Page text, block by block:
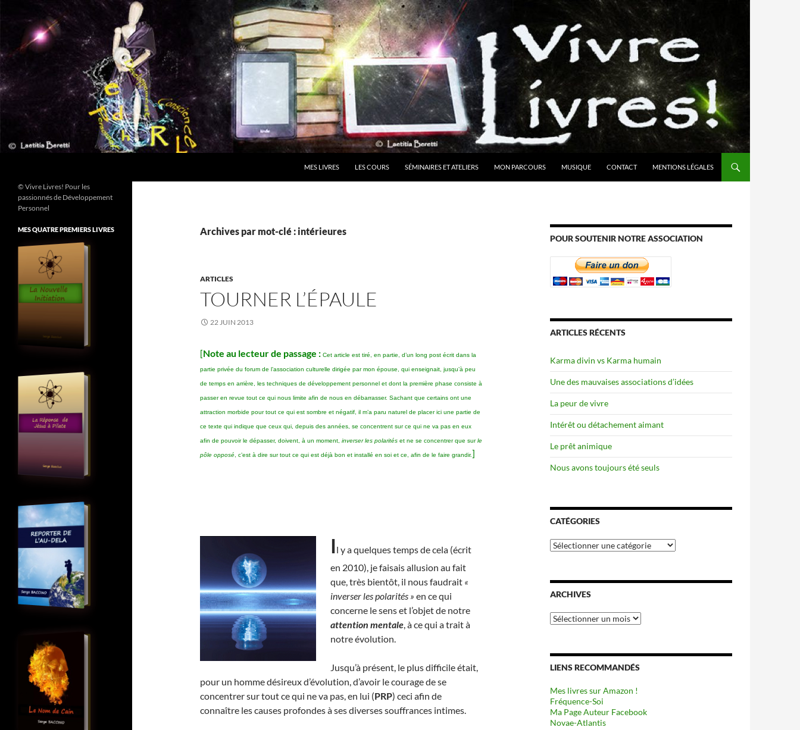
contenu
MES LIVRES LES COURS SÉMINAIRES ET ATELIERS MON PARCOURS MUSIQUE CONTACT MENTIONS LÉGALES
Archives par mot-clé : intérieures
ARTICLES
TOURNER L’ÉPAULE
22 JUIN 2013
[Note au lecteur de passage : Cet article est tiré, en partie, d’un long post écrit dans la
partie privée du forum de l’association culturelle dirigée par mon épouse, qui enseignait, jusqu’à peu
de temps en arrière, les techniques de développement personnel et dont la première phase consiste à
passer en revue tout ce qui nous limite afin de nous en débarrasser. Sachant que certains ont une
attraction morbide pour tout ce qui est sombre et négatif, il m’a paru naturel de placer ici une partie de
ce texte qui indique que ceux qui, depuis des années, se concentrent sur ce qui ne va pas en eux
afin de pouvoir le dépasser, doivent, à un moment, inverser les polarités et ne se concentrer que surle
pôle opposé , c’est à dire sur tout ce qui est déjà bon et installé en soi et ce, afin de le faire grandir.]
Il y a quelques temps de cela (écrit
en 2010), je faisais allusion au fait
que, très bientôt, il nous faudrait «
inverser les polarités » en ce qui
concerne le sens et l’objet de notre
attention mentale, à ce qui a trait à
notre évolution.
Jusqu’à présent, le plus difficile était,
pour un homme désireux d’évolution, d’avoir le courage de se
concentrer sur tout ce qui ne va pas, en lui (PRP) ceci afin de
connaître les causes profondes à ses diverses souffrances intimes.
POUR SOUTENIR NOTRE ASSOCIATION
ARTICLES RÉCENTS
Karma divin vs Karma humain
Une des mauvaises associations d’idées
La peur de vivre
Intérêt ou détachement aimant
Le prêt animique
Nous avons toujours été seuls
CATÉGORIES
Catégories
ARCHIVES
Archives
LIENS RECOMMANDÉS
Mes livres sur Amazon !
Fréquence-Soi
Ma Page Auteur Facebook
Novae-Atlantis
© Vivre Livres! Pour les
passionnés de Développement
Personnel
MES QUATRE PREMIERS LIVRES